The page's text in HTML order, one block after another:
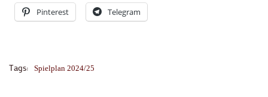
Pinterest Telegram
Tags: Spielplan 2024/25